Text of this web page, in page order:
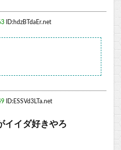
ID:hdzBTdaEr.net
ID:ESSVd3LTa.net
イイダ好きやろ